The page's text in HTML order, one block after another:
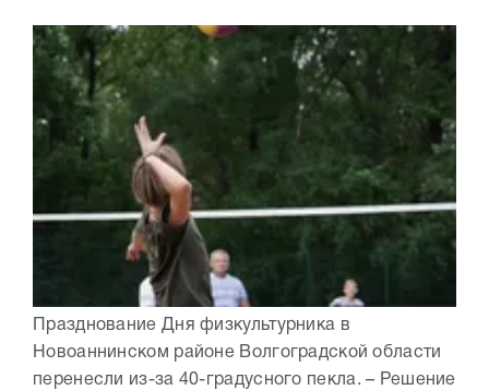
Празднование Дня физкультурника в
Новоаннинском районе Волгоградской области
перенесли из-за 40-градусного пекла. – Решение